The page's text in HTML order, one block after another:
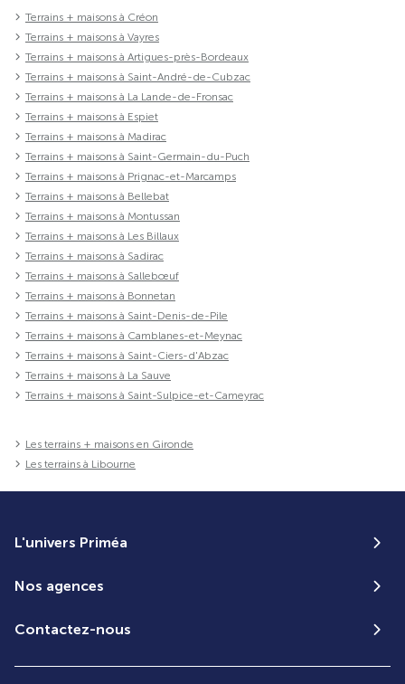
Terrains + maisons à Créon
Terrains + maisons à Vayres
Terrains + maisons à Artigues-près-Bordeaux
Terrains + maisons à Saint-André-de-Cubzac
Terrains + maisons à La Lande-de-Fronsac
Terrains + maisons à Espiet
Terrains + maisons à Madirac
Terrains + maisons à Saint-Germain-du-Puch
Terrains + maisons à Prignac-et-Marcamps
Terrains + maisons à Bellebat
Terrains + maisons à Montussan
Terrains + maisons à Les Billaux
Terrains + maisons à Sadirac
Terrains + maisons à Sallebœuf
Terrains + maisons à Bonnetan
Terrains + maisons à Saint-Denis-de-Pile
Terrains + maisons à Camblanes-et-Meynac
Terrains + maisons à Saint-Ciers-d'Abzac
Terrains + maisons à La Sauve
Terrains + maisons à Saint-Sulpice-et-Cameyrac
Les terrains + maisons en Gironde
Les terrains à Libourne
L'univers Priméa
Nos agences
Contactez-nous